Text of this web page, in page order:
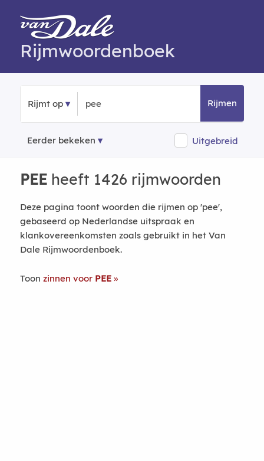
Rijmwoordenboek
Rijmt op Rijmen
Eerder bekeken Uitgebreid
PEEheeft 1426 rijmwoorden
Deze pagina toont woorden die rijmen op 'pee',
gebaseerd op Nederlandse uitspraak en
klankovereenkomsten zoals gebruikt in het Van
Dale Rijmwoordenboek.
Toon zinnen voor PEE